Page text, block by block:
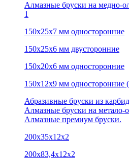
Алмазные бруски на медно-
1
150х25х7 мм односторонние
150х25х6 мм двусторонние
150х20х6 мм односторонние
150х12х9 мм односторонние
Абразивные бруски из
Алмазные бруски на
Алмазные премиум бруски.
200х35х12х2
200х83,4х12х2